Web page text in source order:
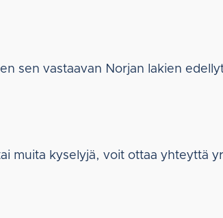
sen vastaavan Norjan lakien
muita kyselyjä, voit ottaa yhteyttä